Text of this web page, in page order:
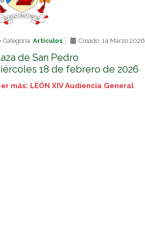
Categoría: Artículos Creado: 14 Marzo 2026
de San Pedro
18 de febrero de 2026
más: LEÓN XIV Audiencia General